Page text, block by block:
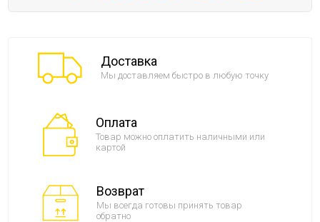
Доставка
Мы доставляем быстро в любую точку
Оплата
Товар можно оплатить наличными или
картой
Возврат
Мы всегда готовы принять товар
обратно